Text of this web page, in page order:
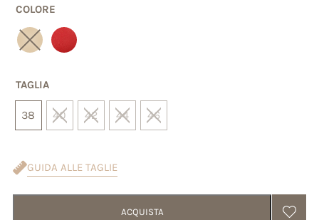
COLORE
TAGLIA
38 40 42 44 46
GUIDA ALLE TAGLIE
ACQUISTA